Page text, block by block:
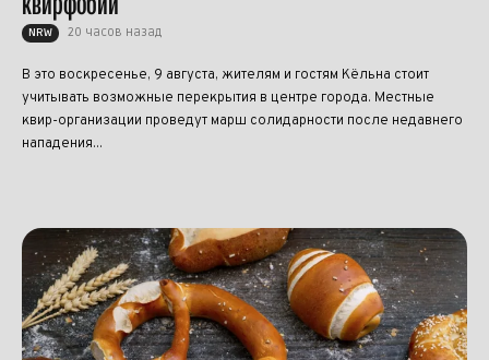
NRW 20 часов назад
В это воскресенье, 9 августа, жителям и гостям Кёльна стоит
учитывать возможные перекрытия в центре города. Местные
квир-организации проведут марш солидарности после недавнего
нападения...